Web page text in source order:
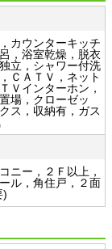
カウンターキッチ
，浴室乾燥，脱衣
立，シャワー付洗
ＣＡＴＶ，ネット
Ｖインターホン，
場，クローゼッ
ス，収納有，ガス
ニー，２Ｆ以上，
ル，角住戸，２面
)